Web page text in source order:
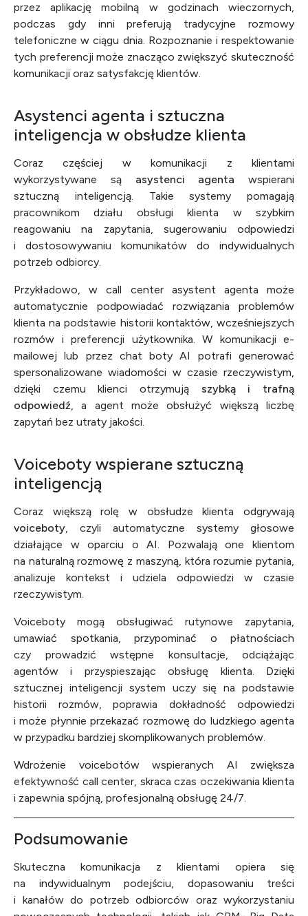
przez aplikację mobilną w godzinach wieczornych,
podczas gdy inni preferują tradycyjne rozmowy
telefoniczne w ciągu dnia. Rozpoznanie i respektowanie
tych preferencji może znacząco zwiększyć skuteczność
komunikacji oraz satysfakcję klientów.
Asystenci agenta i sztuczna
inteligencja w obsłudze klienta
Coraz częściej w komunikacji z klientami
wykorzystywane są asystenci agenta wspierani
sztuczną inteligencją. Takie systemy pomagają
pracownikom działu obsługi klienta w szybkim
reagowaniu na zapytania, sugerowaniu odpowiedzi
i dostosowywaniu komunikatów do indywidualnych
potrzeb odbiorcy.
Przykładowo, w call center asystent agenta może
automatycznie podpowiadać rozwiązania problemów
klienta na podstawie historii kontaktów, wcześniejszych
rozmów i preferencji użytkownika. W komunikacji e-
mailowej lub przez chat boty AI potrafi generować
spersonalizowane wiadomości w czasie rzeczywistym,
dzięki czemu klienci otrzymują szybką i trafną
odpowiedź, a agent może obsłużyć większą liczbę
zapytań bez utraty jakości.
Voiceboty wspierane sztuczną
inteligencją
Coraz większą rolę w obsłudze klienta odgrywają
voiceboty, czyli automatyczne systemy głosowe
działające w oparciu o AI. Pozwalają one klientom
na naturalną rozmowę z maszyną, która rozumie pytania,
analizuje kontekst i udziela odpowiedzi w czasie
rzeczywistym.
Voiceboty mogą obsługiwać rutynowe zapytania,
umawiać spotkania, przypominać o płatnościach
czy prowadzić wstępne konsultacje, odciążając
agentów i przyspieszając obsługę klienta. Dzięki
sztucznej inteligencji system uczy się na podstawie
historii rozmów, poprawia dokładność odpowiedzi
i może płynnie przekazać rozmowę do ludzkiego agenta
w przypadku bardziej skomplikowanych problemów.
Wdrożenie voicebotów wspieranych AI zwiększa
efektywność call center, skraca czas oczekiwania klienta
i zapewnia spójną, profesjonalną obsługę 24/7.
Podsumowanie
Skuteczna komunikacja z klientami opiera się
na indywidualnym podejściu, dopasowaniu treści
i kanałów do potrzeb odbiorców oraz wykorzystaniu